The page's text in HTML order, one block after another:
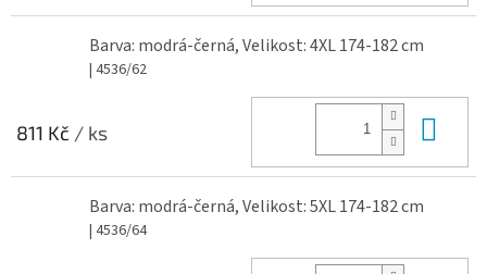
Barva: modrá-černá, Velikost: 4XL 174-182 cm
| 4536/62
811 Kč / ks
Barva: modrá-černá, Velikost: 5XL 174-182 cm
| 4536/64